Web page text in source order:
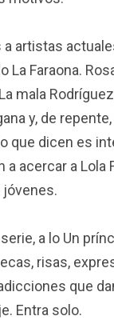
artistas
La Faraona.
mala
y, de
que dicen es
acercar a Lola
a lo Un
risas,
que
Entra solo.